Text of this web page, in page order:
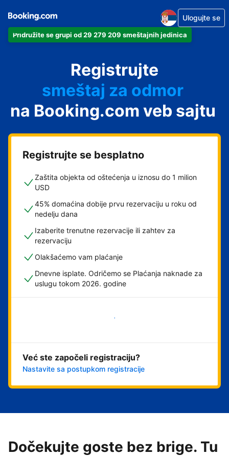
Pridružite se grupi od 29 279 209 smeštajnih jedinica
Ulogujte se
Registrujte
apartman
hotel
smeštaj za odmor
pansion
hostel
na Booking.com veb sajtu
Registrujte se besplatno
Zaštita objekta od oštećenja u iznosu do 1 milion
USD
45% domaćina dobije prvu rezervaciju u roku od
nedelju dana
Izaberite trenutne rezervacije ili zahtev za
rezervaciju
Olakšaćemo vam plaćanje
Dnevne isplate. Odričemo se Plaćanja naknade za
uslugu tokom 2026. godine
Počnite odmah
Već ste započeli registraciju?
Nastavite sa postupkom registracije
Dočekujte goste bez brige. Tu